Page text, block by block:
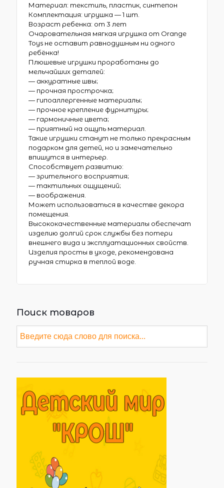
Материал: текстиль, пластик, синтепон
Комплектация: игрушка — 1 шт.
Возраст ребенка: от 3 лет
Очаровательная мягкая игрушка от Orange
Toys не оставит равнодушным ни одного
ребёнка!
Плюшевые игрушки проработаны до
мельчайших деталей:
— аккуратные швы;
— прочная прострочка;
— гипоаллергенные материалы;
— прочное крепление фурнитуры;
— гармоничные цвета;
— приятный на ощупь материал.
Такие игрушки станут не только прекрасным
подарком для детей, но и замечательно
впишутся в интерьер.
Способствует развитию:
— зрительного восприятия;
— тактильных ощущений;
— воображения.
Может использоваться в качестве декора
помещения.
Высококачественные материалы обеспечат
изделию долгий срок службы без потери
внешнего вида и эксплуатационных свойств.
Изделия просты в уходе, рекомендована
ручная стирка в теплой воде.
Поиск товаров